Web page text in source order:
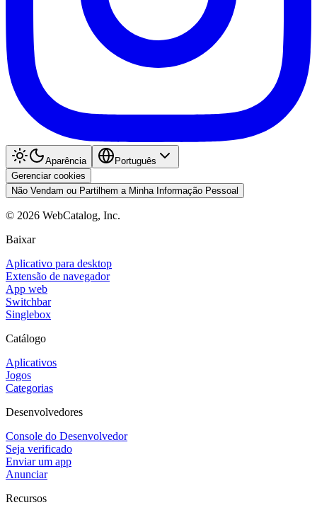
Aparência
Português
Gerenciar cookies
Não Vendam ou Partilhem a Minha Informação Pessoal
© 2026 WebCatalog, Inc.
Baixar
Aplicativo para desktop
Extensão de navegador
App web
Switchbar
Singlebox
Catálogo
Aplicativos
Jogos
Categorias
Desenvolvedores
Console do Desenvolvedor
Seja verificado
Enviar um app
Anunciar
Recursos